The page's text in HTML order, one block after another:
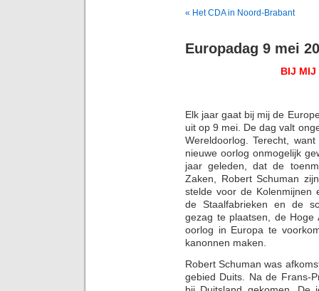
« Het CDA in Noord-Brabant
Europadag 9 mei
BIJ MIJ
Elk jaar gaat bij mij de
uit op 9 mei. De dag valt
Wereldoorlog. Terecht,
nieuwe oorlog onmogelijk
jaar geleden, dat de
Zaken, Robert Schuman
stelde voor de Kolenmijnen
de Staalfabrieken en de
gezag te plaatsen, de Hoge
oorlog in Europa te
kanonnen maken.
Robert Schuman was
gebied Duits. Na de Frans-